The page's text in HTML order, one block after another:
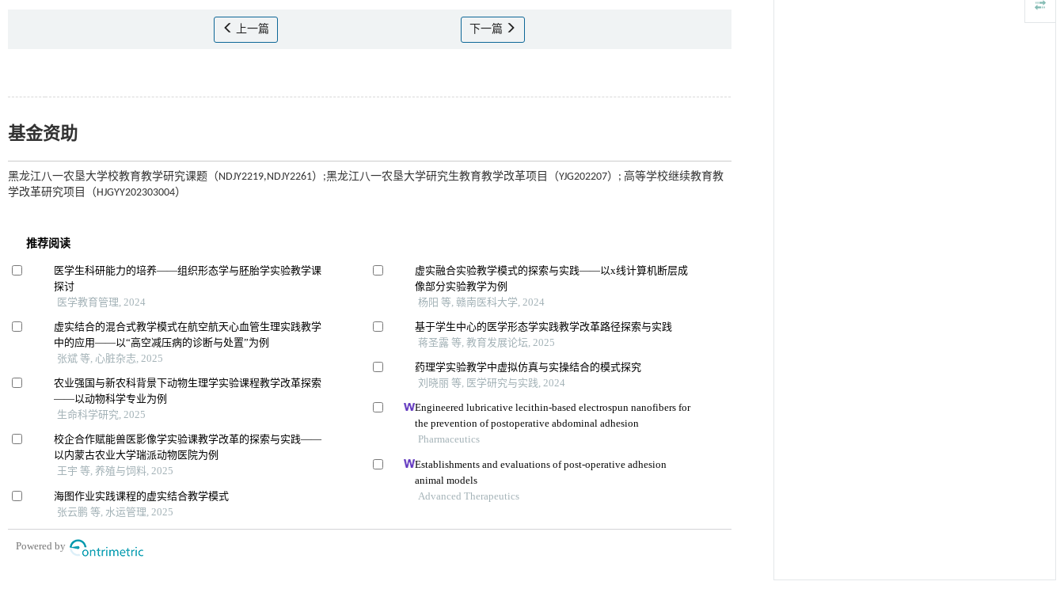
上一篇 下一篇
基金资助
黑龙江八一农垦大学校教育教学研究课题（NDJY2219,NDJY2261）;黑龙江八一农垦大学研究生教育教学改革项目（YJG202207）; 高等学校继续教育教
学改革研究项目（HJGYY202303004）